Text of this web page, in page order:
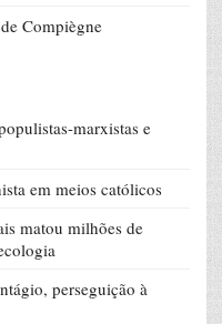
Compiègne
marxistas e
em meios católicos
matou milhões de
perseguição à